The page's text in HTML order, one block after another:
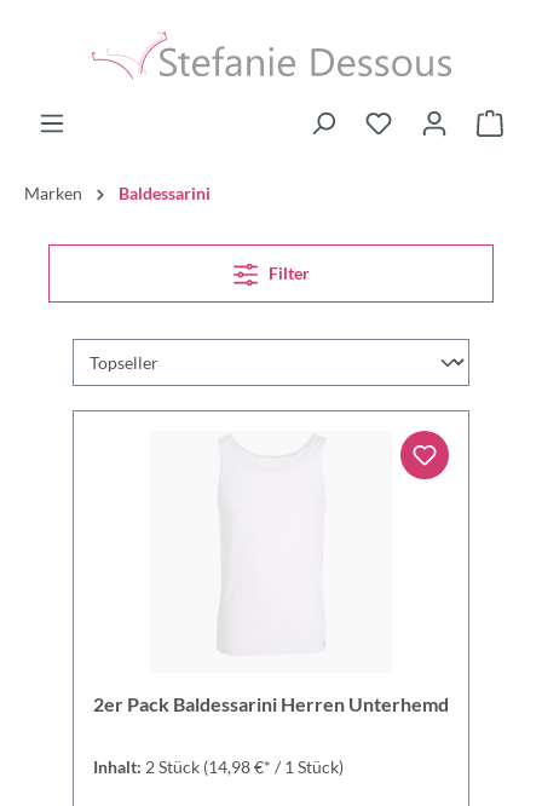
Marken Baldessarini
Filter
2er Pack Baldessarini Herren Unterhemd
Inhalt: 2 Stück (14,98 €* / 1 Stück)